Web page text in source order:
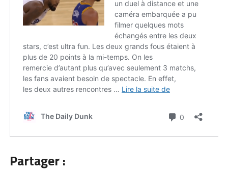
Partager :